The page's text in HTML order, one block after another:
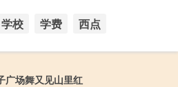
学校 学费 西点
广场舞又见山里红